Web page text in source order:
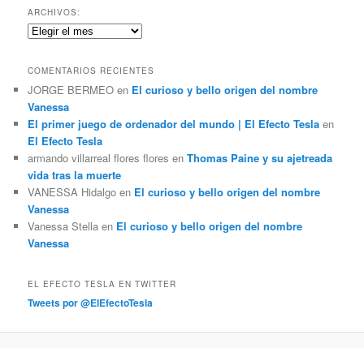
c
a
r
ARCHIVOS:
Archivos:
COMENTARIOS RECIENTES
JORGE BERMEO en El curioso y bello origen del nombre
Vanessa
El primer juego de ordenador del mundo | El Efecto Tesla en
El Efecto Tesla
armando villarreal flores flores enThomas Paine y su ajetreada
vida tras la muerte
VANESSA Hidalgo en El curioso y bello origen del nombre
Vanessa
Vanessa Stella en El curioso y bello origen del nombre
Vanessa
EL EFECTO TESLA EN TWITTER
Tweets por @ElEfectoTesla